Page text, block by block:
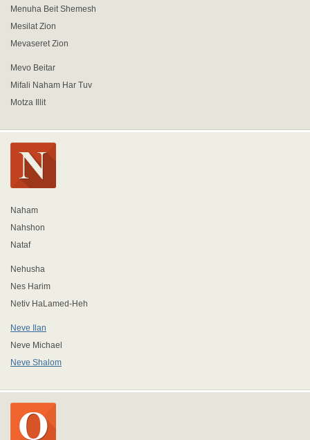
Menuha Beit Shemesh
Mesilat Zion
Mevaseret Zion
Mevo Beitar
Mifali Naham Har Tuv
Motza Illit
Naham
Nahshon
Nataf
Nehusha
Nes Harim
Netiv HaLamed-Heh
Neve Ilan
Neve Michael
Neve Shalom